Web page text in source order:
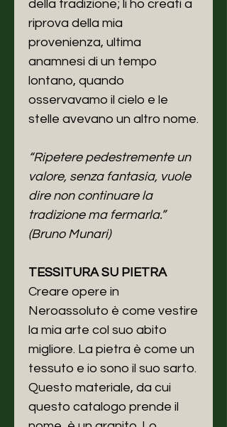
della tradizione; li ho creati a
riprova della mia
provenienza, ultima
anamnesi di un tempo
lontano, quando
osservavamo il cielo e le
stelle avevano un altro nome.
“Ripetere pedestremente un
valore, senza fantasia, vuole
dire non continuare la
tradizione ma fermarla.”
(Bruno Munari)
TESSITURA SU PIETRA
Creare opere in
Neroassoluto è come vestire
la mia arte col suo abito
migliore. La pietra è come un
tessuto e io sono il suo sarto.
Questo materiale, da cui
questo catalogo prende il